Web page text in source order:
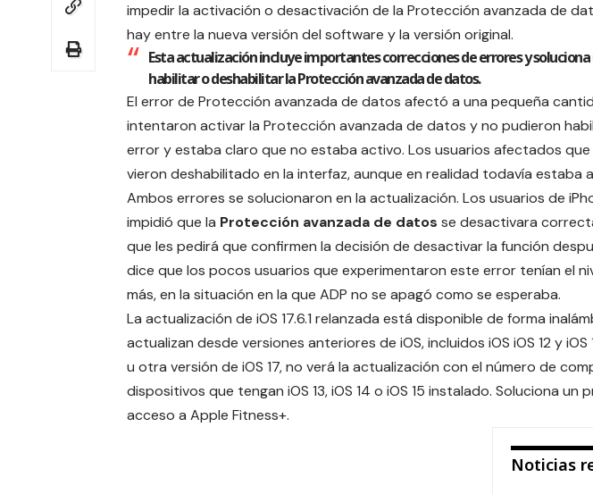
impedir la activación o desactivación de la Protección avanzada de
hay entre la nueva versión del software y la versión original.
Esta actualización incluye importantes correcciones de errores y
habilitar o deshabilitar la Protección avanzada de datos.
El error de Protección avanzada de datos afectó a una pequeña
intentaron activar la Protección avanzada de datos y no pudieron
error y estaba claro que no estaba activo. Los usuarios afectados
vieron deshabilitado en la interfaz, aunque en realidad todavía estaba
Ambos errores se solucionaron en la actualización. Los usuarios de
impidió que la Protección avanzada de datos se desactivara
que les pedirá que confirmen la decisión de desactivar la función
dice que los pocos usuarios que experimentaron este error tenían el
más, en la situación en la que ADP no se apagó como se esperaba.
La actualización de iOS 17.6.1 relanzada está disponible de forma
actualizan desde versiones anteriores de iOS, incluidos iOS iOS 12 y iOS
u otra versión de iOS 17, no verá la actualización con el número de
dispositivos que tengan iOS 13, iOS 14 o iOS 15 instalado. Soluciona un
acceso a Apple Fitness+.
Noticias